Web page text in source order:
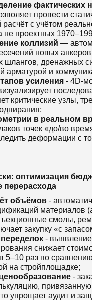
фактических
провести
с учётом
не проектных
коллизий —
новых анкеров,
шлангов, дренажных
арматурой и
усиления - 4D-
критические узлы,
в реальном
точек «до/во
деформации с
оптимизация
перерасхода
объёмов -
материалов
смолы,
закупку «с
-
снижает
5–10 раз по
на стройплощадке;
-
упрощает аудит и